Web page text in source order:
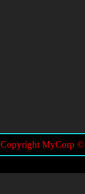
Copyright MyCorp